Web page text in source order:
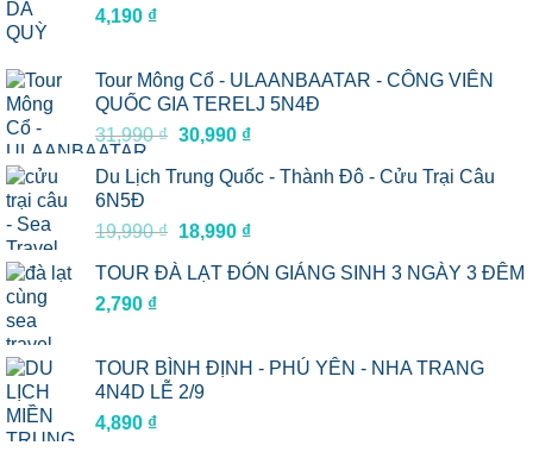
4,190 ₫
Tour Mông Cổ - ULAANBAATAR - CÔNG VIÊN
QUỐC GIA TERELJ 5N4Đ
31,990₫ Giá
là:
30,990 ₫Giá
tại
30,990 ₫.
Du Lịch Trung Quốc - Thành Đô - Cửu Trại Câu
6N5Đ
19,990₫ Giá
là:
18,990 ₫Giá
tại
TOUR ĐÀ LẠT ĐÓN GIÁNG SINH 3 NGÀY 3 ĐÊM
2,790 ₫
TOUR BÌNH ĐỊNH - PHÚ YÊN - NHA TRANG
4N4D LỄ 2/9
4,890 ₫